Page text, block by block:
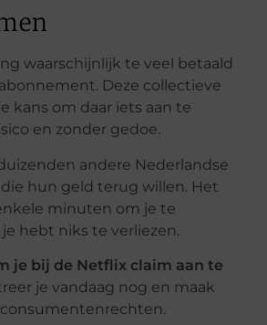
waarschijnlijk te veel betaald
Deze collectieve
kans om daar iets aan te
en zonder gedoe.
andere Nederlandse
hun geld terug willen. Het
minuten om je te
hebt niks te verliezen.
je bij de Netflix claim aan te
je vandaag nog en maak